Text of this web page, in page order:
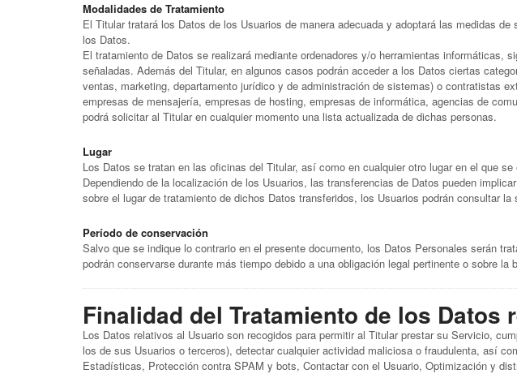
Modalidades de Tratamiento
El Titular tratará los Datos de los Usuarios de manera adecuada y adoptará las medidas
los Datos.
El tratamiento de Datos se realizará mediante ordenadores y/o herramientas
señaladas. Además del Titular, en algunos casos podrán acceder a los Datos ciertas
ventas, marketing, departamento jurídico y de administración de sistemas) o contratistas
empresas de mensajería, empresas de hosting, empresas de informática, agencias de
podrá solicitar al Titular en cualquier momento una lista actualizada de dichas personas.
Lugar
Los Datos se tratan en las oficinas del Titular, así como en cualquier otro lugar en el que
Dependiendo de la localización de los Usuarios, las transferencias de Datos pueden
sobre el lugar de tratamiento de dichos Datos transferidos, los Usuarios podrán consultar
Período de conservación
Salvo que se indique lo contrario en el presente documento, los Datos Personales serán
podrán conservarse durante más tiempo debido a una obligación legal pertinente o sobre
Finalidad del Tratamiento de los Datos
Los Datos relativos al Usuario son recogidos para permitir al Titular prestar su Servicio,
los de sus Usuarios o terceros), detectar cualquier actividad maliciosa o fraudulenta, así
Estadísticas, Protección contra SPAM y bots, Contactar con el Usuario, Optimización y